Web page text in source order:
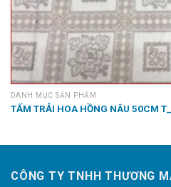
DANH MỤC SẢN PHẨM
TẤM TRẢI HOA HỒNG NÂU 50CM
CÔNG TY TNHH THƯƠNG